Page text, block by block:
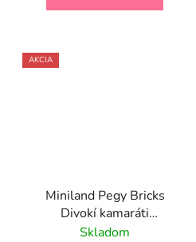
AKCIA
Miniland Pegy Bricks
Divokí kamaráti
Kreatívna stavebnica so
Skladom